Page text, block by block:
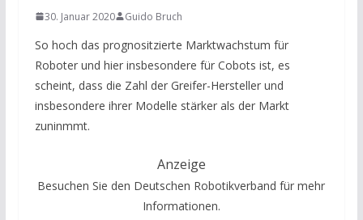
30. Januar 2020 Guido Bruch
So hoch das prognositzierte Marktwachstum für
Roboter und hier insbesondere für Cobots ist, es
scheint, dass die Zahl der Greifer-Hersteller und
insbesondere ihrer Modelle stärker als der Markt
zuninmmt.
Anzeige
Besuchen Sie den Deutschen Robotikverband für mehr
Informationen.